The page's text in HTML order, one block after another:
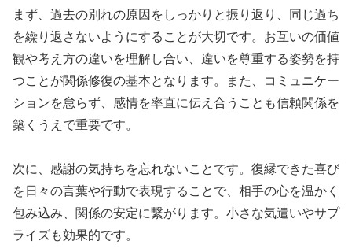
まず、過去の別れの原因をしっかりと振り返り、同じ過ち
を繰り返さないようにすることが大切です。お互いの価値
観や考え方の違いを理解し合い、違いを尊重する姿勢を持
つことが関係修復の基本となります。また、コミュニケー
ションを怠らず、感情を率直に伝え合うことも信頼関係を
築くうえで重要です。
次に、感謝の気持ちを忘れないことです。復縁できた喜び
を日々の言葉や行動で表現することで、相手の心を温かく
包み込み、関係の安定に繋がります。小さな気遣いやサプ
ライズも効果的です。